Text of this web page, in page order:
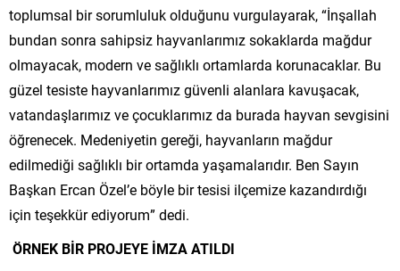
toplumsal bir sorumluluk olduğunu vurgulayarak, “İnşallah
bundan sonra sahipsiz hayvanlarımız sokaklarda mağdur
olmayacak, modern ve sağlıklı ortamlarda korunacaklar. Bu
güzel tesiste hayvanlarımız güvenli alanlara kavuşacak,
vatandaşlarımız ve çocuklarımız da burada hayvan sevgisini
öğrenecek. Medeniyetin gereği, hayvanların mağdur
edilmediği sağlıklı bir ortamda yaşamalarıdır. Ben Sayın
Başkan Ercan Özel’e böyle bir tesisi ilçemize kazandırdığı
için teşekkür ediyorum” dedi.
ÖRNEK BİR PROJEYE İMZA ATILDI